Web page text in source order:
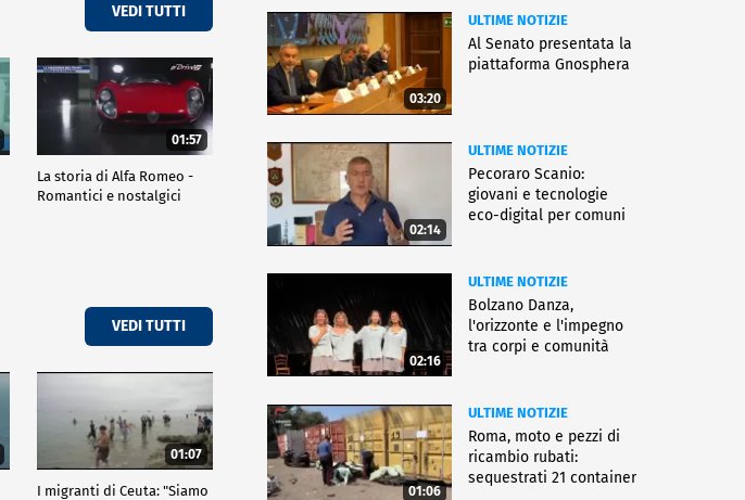
VEDI TUTTI
01:57
La storia di Alfa Romeo -
Romantici e nostalgici
VEDI TUTTI
01:07
I migranti di Ceuta: "Siamo
03:20
ULTIME NOTIZIE
Al Senato presentata la
piattaforma Gnosphera
02:14
ULTIME NOTIZIE
Pecoraro Scanio:
giovani e tecnologie
eco-digital per comuni
02:16
ULTIME NOTIZIE
Bolzano Danza,
l'orizzonte e l'impegno
tra corpi e comunità
01:06
ULTIME NOTIZIE
Roma, moto e pezzi di
ricambio rubati:
sequestrati 21 container